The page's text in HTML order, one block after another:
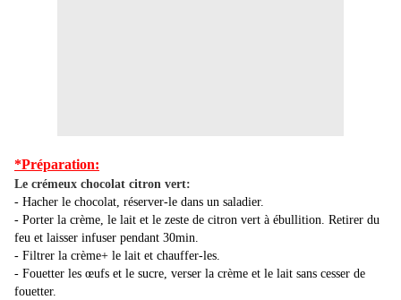
*Préparation:
Le crémeux chocolat citron vert:
- Hacher le chocolat, réserver-le dans un saladier.
- Porter la crème, le lait et le zeste de citron vert à ébullition. Retirer du
feu et laisser infuser pendant 30min.
- Filtrer la crème+ le lait et chauffer-les.
- Fouetter les œufs et le sucre, verser la crème et le lait sans cesser de
fouetter.